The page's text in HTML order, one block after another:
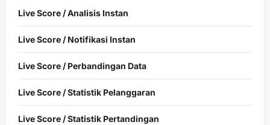
Live Score / Analisis Instan
Live Score / Notifikasi Instan
Live Score / Perbandingan Data
Live Score / Statistik Pelanggaran
Live Score / Statistik Pertandingan